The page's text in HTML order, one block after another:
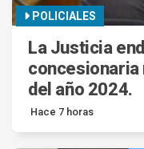
POLICIALES
La Justicia
concesionaria
del año 2024.
Hace 7 horas